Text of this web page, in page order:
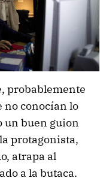
probablemente
no conocían lo
un buen guion
protagonista,
atrapa al
a la butaca.